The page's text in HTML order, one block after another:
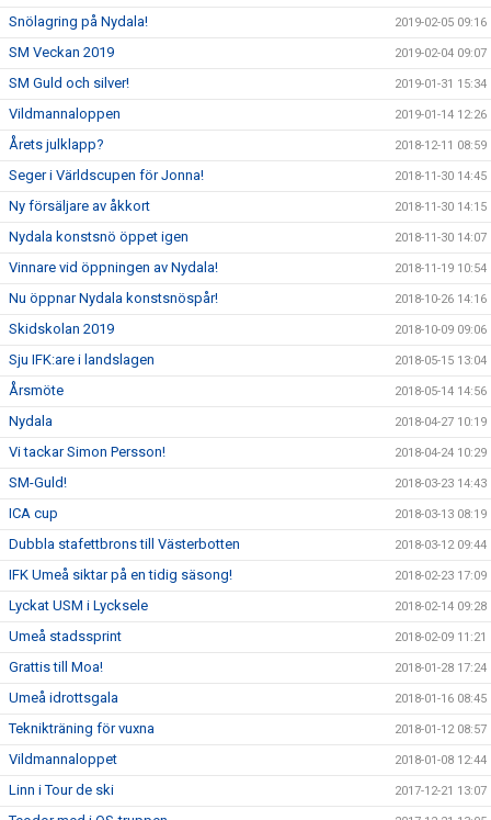
Snölagring på Nydala! 2019-02-05 09:16
SM Veckan 2019 2019-02-04 09:07
SM Guld och silver! 2019-01-31 15:34
Vildmannaloppen 2019-01-14 12:26
Årets julklapp? 2018-12-11 08:59
Seger i Världscupen för Jonna! 2018-11-30 14:45
Ny försäljare av åkkort 2018-11-30 14:15
Nydala konstsnö öppet igen 2018-11-30 14:07
Vinnare vid öppningen av Nydala! 2018-11-19 10:54
Nu öppnar Nydala konstsnöspår! 2018-10-26 14:16
Skidskolan 2019 2018-10-09 09:06
Sju IFK:are i landslagen 2018-05-15 13:04
Årsmöte 2018-05-14 14:56
Nydala 2018-04-27 10:19
Vi tackar Simon Persson! 2018-04-24 10:29
SM-Guld! 2018-03-23 14:43
ICA cup 2018-03-13 08:19
Dubbla stafettbrons till Västerbotten 2018-03-12 09:44
IFK Umeå siktar på en tidig säsong! 2018-02-23 17:09
Lyckat USM i Lycksele 2018-02-14 09:28
Umeå stadssprint 2018-02-09 11:21
Grattis till Moa! 2018-01-28 17:24
Umeå idrottsgala 2018-01-16 08:45
Teknikträning för vuxna 2018-01-12 08:57
Vildmannaloppet 2018-01-08 12:44
Linn i Tour de ski 2017-12-21 13:07